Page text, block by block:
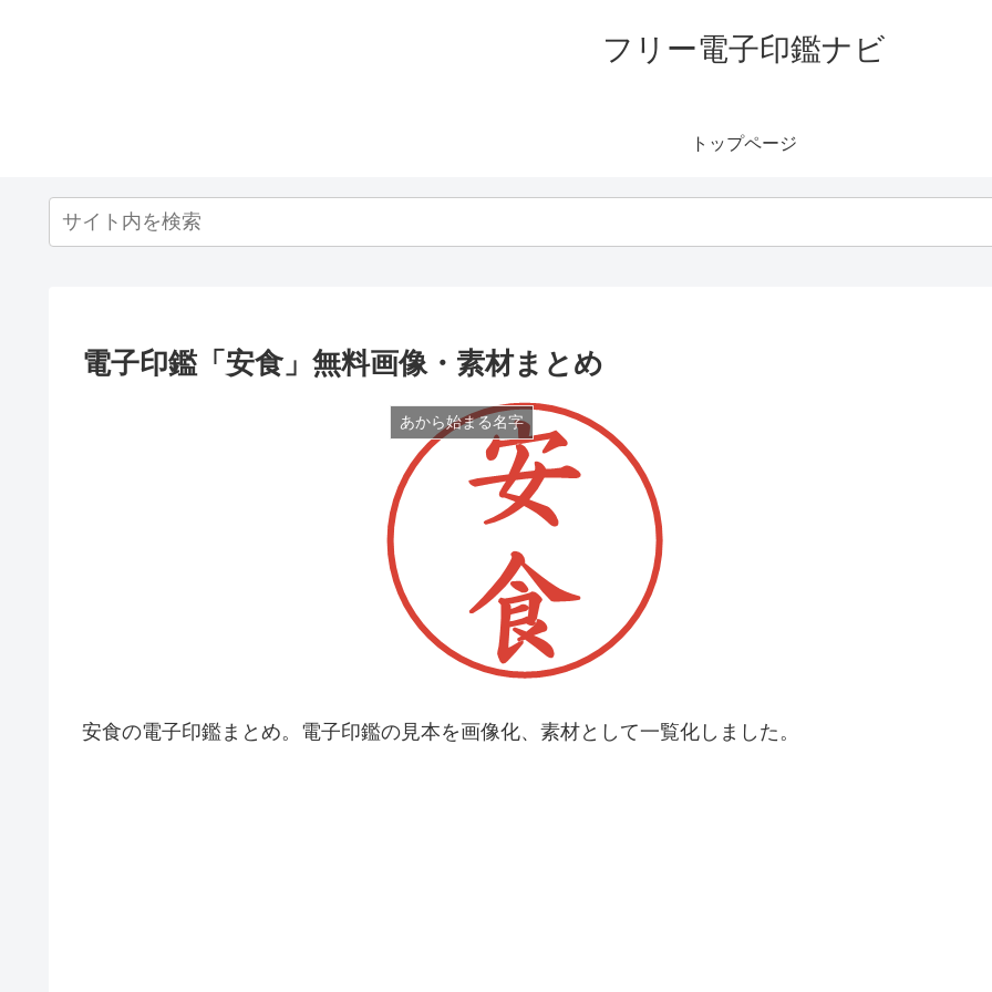
フリー電子印鑑ナビ
トップページ
電子印鑑「安食」無料画像・素材まとめ
あから始まる名字
安食の電子印鑑まとめ。電子印鑑の見本を画像化、素材として一覧化しました。